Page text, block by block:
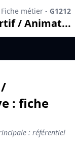
Fiche métier - G1212
/ Animat...
: fiche
: référentiel